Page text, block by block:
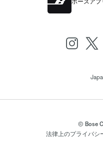
ボーズアプ
© Bose
法律上のプライバシ